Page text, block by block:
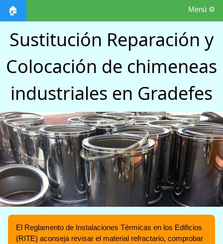
🏠 Menú ⚙️
Sustitución Reparación y
Colocación de chimeneas
industriales en Gradefes
El Reglamento de Instalaciones Térmicas en los Edificios
(RITE) aconseja revisar el material refractario, comprobar